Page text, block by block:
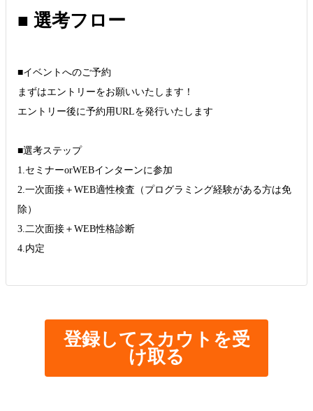
■ 選考フロー
■イベントへのご予約
まずはエントリーをお願いいたします！
エントリー後に予約用URLを発行いたします
■選考ステップ
1.セミナーorWEBインターンに参加
2.一次面接＋WEB適性検査（プログラミング経験がある方は免
除）
3.二次面接＋WEB性格診断
4.内定
登録してスカウトを受
け取る